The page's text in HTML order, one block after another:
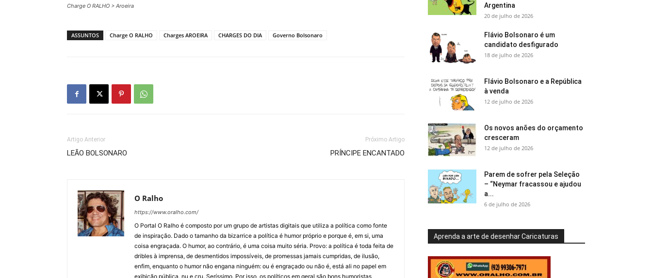
Charge O RALHO > Aroeira
ASSUNTOS Charge O RALHO Charges AROEIRA CHARGES DO DIA Governo Bolsonaro
Artigo Anterior
LEÃO BOLSONARO
Próximo Artigo
PRÍNCIPE ENCANTADO
O Ralho
https://www.oralho.com/
O Portal O Ralho é composto por um grupo de artistas digitais que utiliza a política como fonte
de inspiração. Dado o tamanho da bizarrice a política é humor próprio e porque é, em si, uma
coisa engraçada. O humor, ao contrário, é uma coisa muito séria. Provo: a política é toda feita de
dribles à imprensa, de desmentidos impossíveis, de promessas jamais cumpridas, de ilusão,
enfim, enquanto o humor não engana ninguém: ou é engraçado ou não é, está ali no papel em
exibição pública, nu e cru. Seríssimo. Por isso, os políticos em geral são bons humoristas
Argentina
20 de julho de 2026
Flávio Bolsonaro é um
candidato desfigurado
18 de julho de 2026
Flávio Bolsonaro e a República
à venda
12 de julho de 2026
Os novos anões do orçamento
cresceram
12 de julho de 2026
Parem de sofrer pela Seleção
– “Neymar fracassou e ajudou
a...
6 de julho de 2026
Aprenda a arte de desenhar Caricaturas